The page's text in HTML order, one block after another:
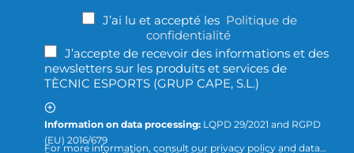
J’ai lu et accepté les Politique de
confidentialité
J’accepte de recevoir des informations et des
newsletters sur les produits et services de
TÈCNIC ESPORTS (GRUP CAPE, S.L.)
Information on data processing: LQPD 29/2021 and RGPD
(EU) 2016/679
For more information, consult our privacy policy and data